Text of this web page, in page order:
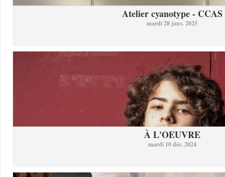
Atelier cyanotype - CCAS
mardi 28 janv. 2025
À L'OEUVRE
mardi 10 déc. 2024